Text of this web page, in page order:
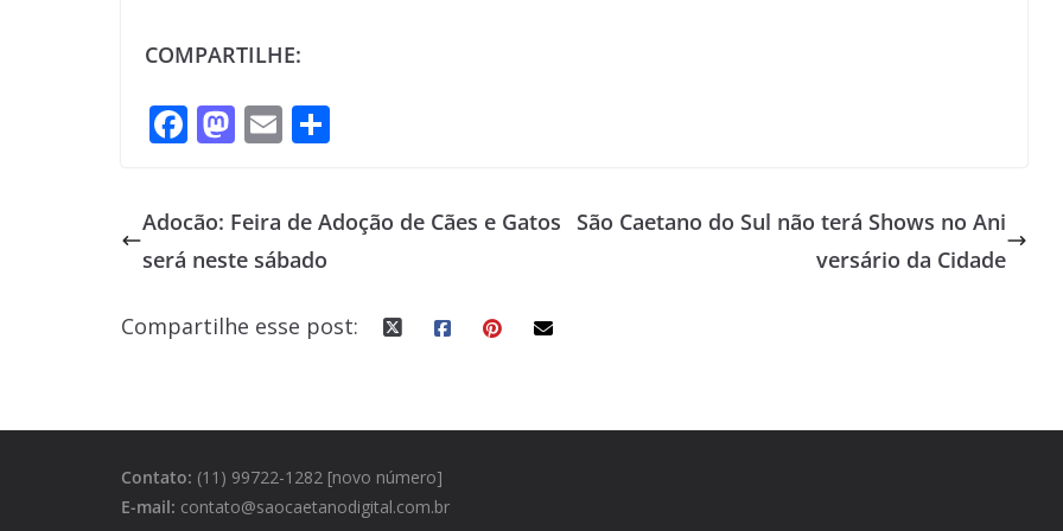
COMPARTILHE:
F
b
o
o
k
M
to
d
o
n
E
ai
l
ar
e
Adocão: Feira de Adoção de Cães e Gatos
será neste sábado
São Caetano do Sul não terá Shows no Ani
versário da Cidade
Compartilhe esse post:
Contato: (11) 99722-1282 [novo número]
E-mail: contato@saocaetanodigital.com.br